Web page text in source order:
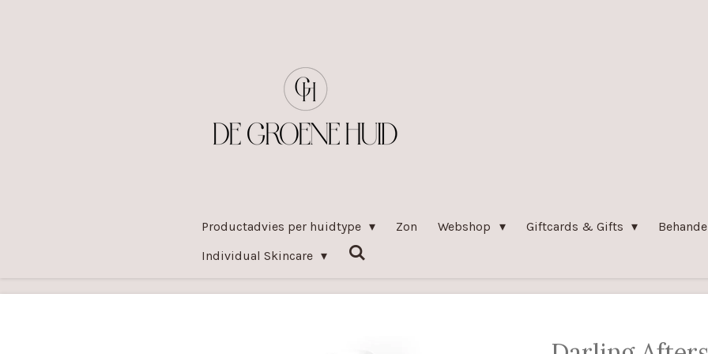
Productadvies per huidtype Zon Webshop Giftcards & Gifts
Individual Skincare